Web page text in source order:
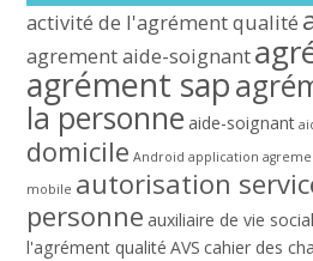
activité de l'agrément qualité
agrement aide-soignant
agrément sap
la personne aide-soignant
domicile Android application
mobile autorisation
personne auxiliaire de vie
l'agrément qualité AVS cahier des